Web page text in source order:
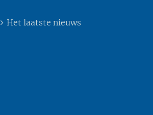
Het laatste nieuws